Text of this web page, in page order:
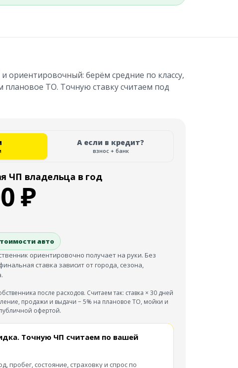
ориентировочный: берём средние по классу,
плановое ТО. Точную ставку считаем под
А если в кредит?
взнос + банк
ЧП владельца в год
₽
авто
ориентировочно получает на руки. Без
ставка зависит от города, сезона,
после расходов. Считаем так: ставка × 30 дней
продажи и выдачи − 5% на плановое ТО, мойки и
офертой.
Точную ЧП считаем по вашей
пробег, состояние, страховку и спрос по